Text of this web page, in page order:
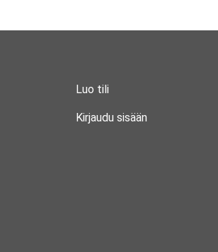
Luo tili
Kirjaudu sisään